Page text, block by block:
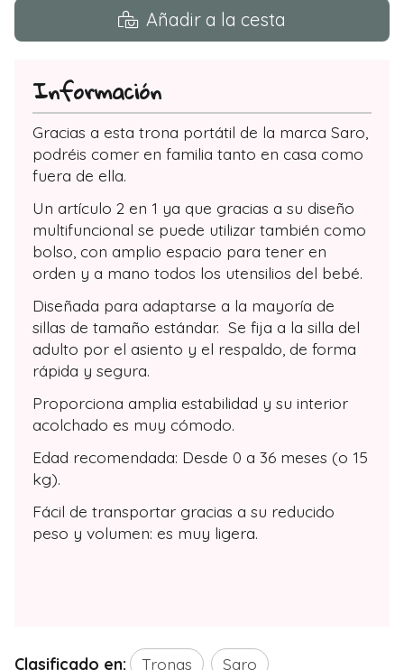
Añadir a la cesta
Información
Gracias a esta trona portátil de la marca Saro,
podréis comer en familia tanto en casa como
fuera de ella.
Un artículo 2 en 1 ya que gracias a su diseño
multifuncional se puede utilizar también como
bolso, con amplio espacio para tener en
orden y a mano todos los utensilios del bebé.
Diseñada para adaptarse a la mayoría de
sillas de tamaño estándar. Se fija a la silla del
adulto por el asiento y el respaldo, de forma
rápida y segura.
Proporciona amplia estabilidad y su interior
acolchado es muy cómodo.
Edad recomendada: Desde 0 a 36 meses (o 15
kg).
Fácil de transportar gracias a su reducido
peso y volumen: es muy ligera.
Clasificado en: Tronas Saro